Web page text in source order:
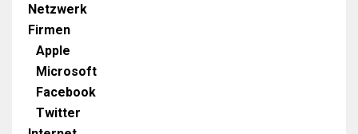
Netzwerk
Firmen
Apple
Microsoft
Facebook
Twitter